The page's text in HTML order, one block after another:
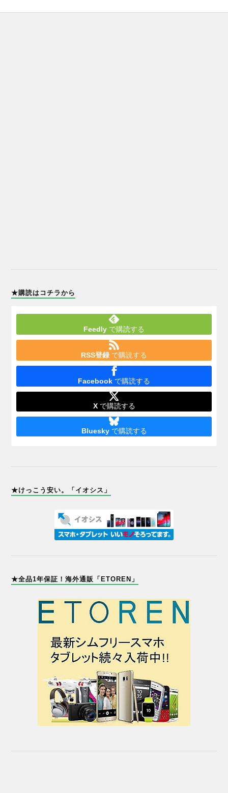
★購読はコチラから
Feedly で購読する
RSS登録 で購読する
Facebook で購読する
Xで購読する
Blueskyで購読する
★けっこう安い。「イオシス」
★全品1年保証！海外通販「ETOREN」